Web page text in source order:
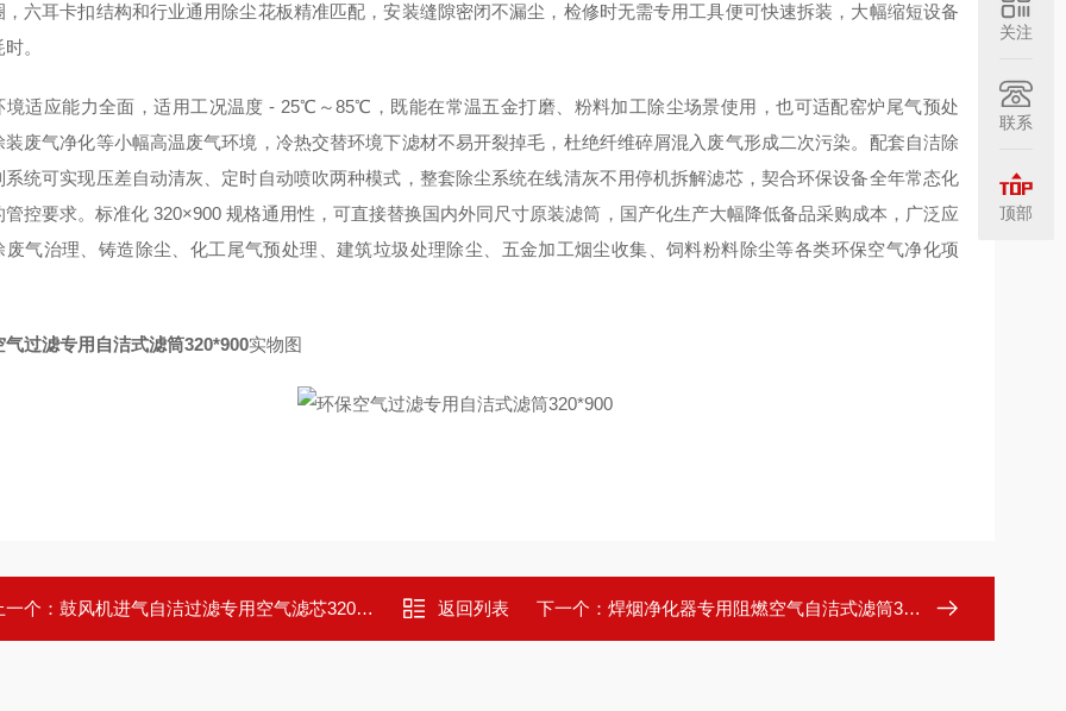
，六耳卡扣结构和行业通用除尘花板精准匹配，安装缝隙密闭不漏尘，检修时无需专用工具便可快速拆装，大幅缩短设备
。
境适应能力全面，适用工况温度 - 25℃～85℃，既能在常温五金打磨、粉料加工除尘场景使用，也可适配窑炉尾气预处
装废气净化等小幅高温废气环境，冷热交替环境下滤材不易开裂掉毛，杜绝纤维碎屑混入废气形成二次污染。配套自洁除
系统可实现压差自动清灰、定时自动喷吹两种模式，整套除尘系统在线清灰不用停机拆解滤芯，契合环保设备全年常态化
管控要求。标准化 320×900 规格通用性，可直接替换国内外同尺寸原装滤筒，国产化生产大幅降低备品采购成本，广泛应
废气治理、铸造除尘、化工尾气预处理、建筑垃圾处理除尘、五金加工烟尘收集、饲料粉料除尘等各类环保空气净化项
气过滤专用自洁式滤筒320*900实物图
一个： 鼓风机进气自洁过滤专用空气滤芯320*900 返回列表 下一个： 焊烟净化器专用阻燃空气自洁式滤筒320*900
关注
联系
顶部